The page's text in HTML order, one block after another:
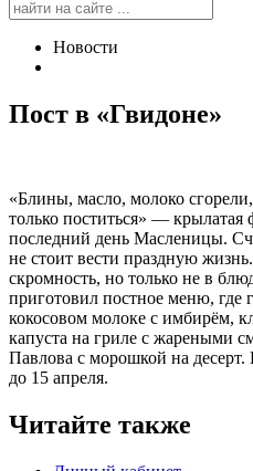
Новости
Пост в «Гвидоне»
«Блины, масло, молоко
только поститься» — крылатая
последний день Масленицы.
не стоит вести праздную
скромность, но только не в
приготовил постное меню, где
кокосовом молоке с имбирём,
капуста на гриле с жареными
Павлова с морошкой на десерт.
до 15 апреля.
Читайте также